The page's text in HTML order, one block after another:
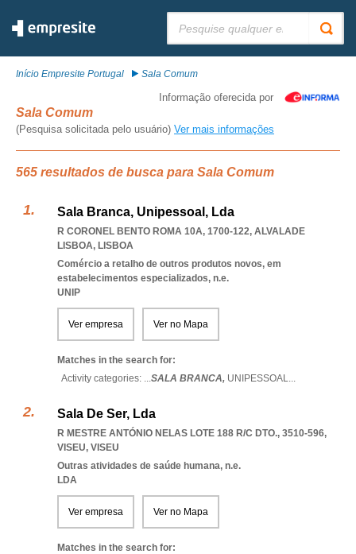
Início Empresite Portugal Sala Comum
Informação oferecida por
Sala Comum
(Pesquisa solicitada pelo usuário) Ver mais informações
565 resultados de busca para Sala Comum
Sala Branca, Unipessoal, Lda
R CORONEL BENTO ROMA 10A, 1700-122, ALVALADE
LISBOA, LISBOA
Comércio a retalho de outros produtos novos, em
estabelecimentos especializados, n.e.
UNIP
Ver empresa Ver no Mapa
Matches in the search for:
Activity categories: ...SALA BRANCA, UNIPESSOAL...
Sala De Ser, Lda
R MESTRE ANTÓNIO NELAS LOTE 188 R/C DTO., 3510-596,
VISEU, VISEU
Outras atividades de saúde humana, n.e.
LDA
Ver empresa Ver no Mapa
Matches in the search for: